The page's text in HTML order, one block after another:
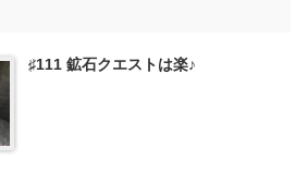
♯111 鉱石クエストは楽♪